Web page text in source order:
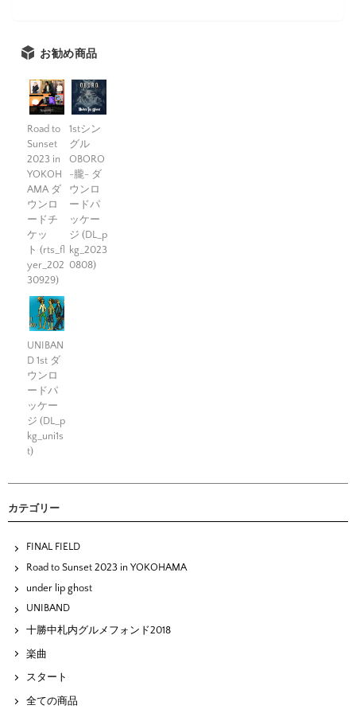
お勧め商品
Road to
Sunset
2023 in
YOKOH
AMA ダ
ウンロ
ードチ
ケッ
ト (rts_fl
yer_202
30929)
1stシン
グル
OBORO
-朧- ダ
ウンロ
ードパ
ッケー
ジ (DL_p
kg_2023
0808)
UNIBAN
D 1st ダ
ウンロ
ードパ
ッケー
ジ (DL_p
kg_uni1s
t)
カテゴリー
FINAL FIELD
Road to Sunset 2023 in YOKOHAMA
under lip ghost
UNIBAND
十勝中札内グルメフォンド2018
楽曲
スタート
全ての商品